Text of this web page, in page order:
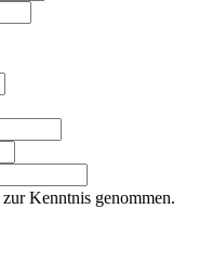
zur Kenntnis genommen.